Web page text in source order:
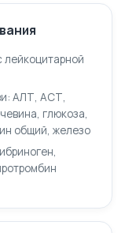
лейкоцитарной
АЛТ, АСТ,
глюкоза,
общий, железо